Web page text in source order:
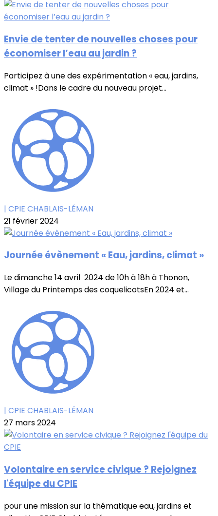
Envie de tenter de nouvelles choses pour
économiser l’eau au jardin ?
Participez à une des expérimentation « eau, jardins,
climat » !Dans le cadre du nouveau projet...
| CPIE CHABLAIS-LÉMAN
21 février 2024
Journée évènement « Eau, jardins, climat »
Le dimanche 14 avril 2024 de 10h à 18h à Thonon,
Village du Printemps des coquelicotsEn 2024 et...
| CPIE CHABLAIS-LÉMAN
27 mars 2024
Volontaire en service civique ? Rejoignez
l'équipe du CPIE
pour une mission sur la thématique eau, jardins et